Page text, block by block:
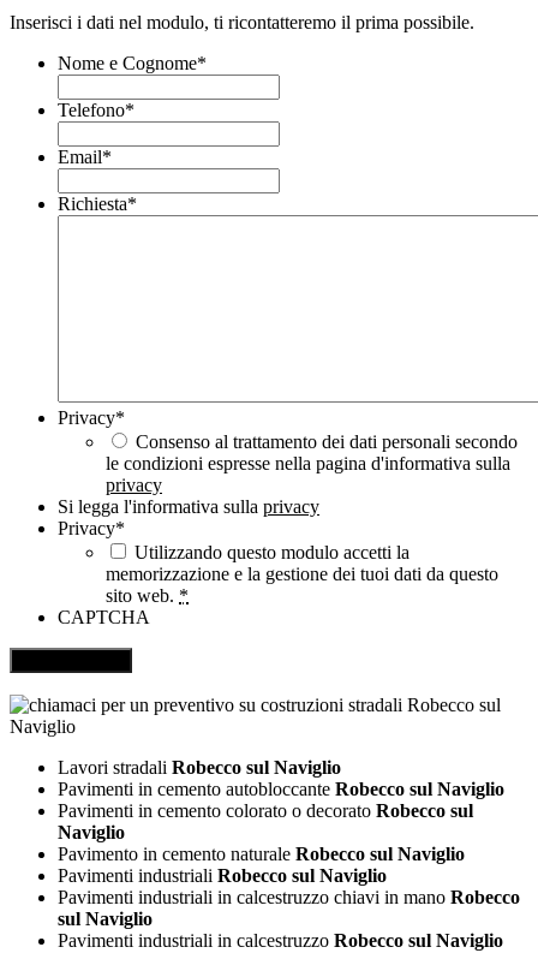
Inserisci i dati nel modulo, ti ricontatteremo il prima possibile.
Nome e Cognome*
Telefono*
Email*
Richiesta*
Privacy*
Consenso al trattamento dei dati personali secondo
le condizioni espresse nella pagina d'informativa sulla
privacy
Si legga l'informativa sulla privacy
Privacy*
Utilizzando questo modulo accetti la
memorizzazione e la gestione dei tuoi dati da questo
sito web. *
CAPTCHA
Lavori stradali Robecco sul Naviglio
Pavimenti in cemento autobloccante Robecco sul Naviglio
Pavimenti in cemento colorato o decorato Robecco sul
Naviglio
Pavimento in cemento naturale Robecco sul Naviglio
Pavimenti industriali Robecco sul Naviglio
Pavimenti industriali in calcestruzzo chiavi in mano Robecco
sul Naviglio
Pavimenti industriali in calcestruzzo Robecco sul Naviglio